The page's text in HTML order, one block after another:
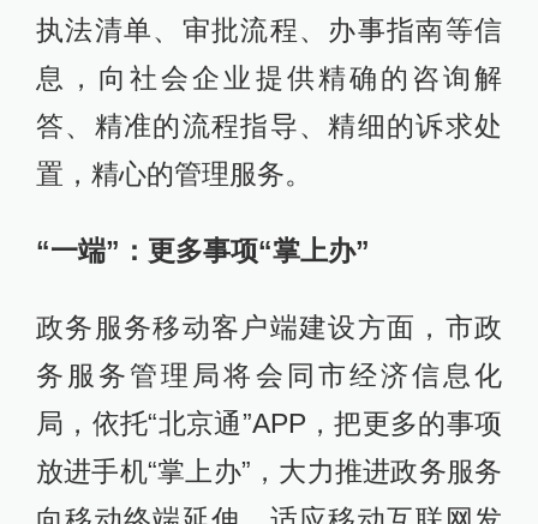
执法清单、审批流程、办事指南等信
息，向社会企业提供精确的咨询解
答、精准的流程指导、精细的诉求处
置，精心的管理服务。
“一端”：更多事项“掌上办”
政务服务移动客户端建设方面，市政
务服务管理局将会同市经济信息化
局，依托“北京通”APP，把更多的事项
放进手机“掌上办”，大力推进政务服务